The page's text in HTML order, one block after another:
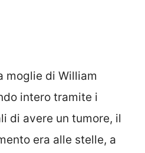
moglie di William
intero tramite i
di avere un tumore, il
era alle stelle, a